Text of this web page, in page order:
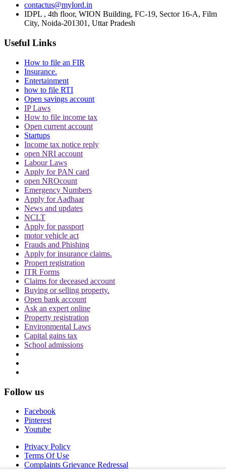
contactus@mylord.in
IDPL , 4th floor, WION Building, FC-19, Sector 16-A, Film
City, Noida-201301, Uttar Pradesh
Useful Links
How to file an FIR
Insurance.
Entertainment
how to file RTI
Open savings account
IP Laws
How to file income tax
Open current account
Startups
Income tax notice reply
open NRI account
Labour Laws
Apply for PAN card
open NROcount
Emergency Numbers
Apply for Aadhaar
News and updates
NCLT
Apply for passport
motor vehicle act
Frauds and Phishing
Apply for insurance claims.
Propert registration
ITR Forms
Claims for deceased account
Buying or selling property.
Open bank account
Ask an expert online
Property registration
Environmental Laws
Capital gains tax
School admissions
Follow us
Facebook
Pinterest
Youtube
Privacy Policy
Terms Of Use
Complaints Grievance Redressal